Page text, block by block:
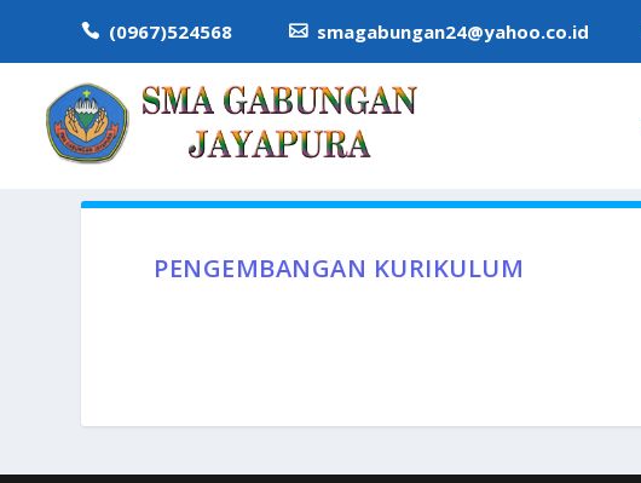
 (0967)524568 smagabungan24@yahoo.co.id
PENGEMBANGAN KURIKULUM